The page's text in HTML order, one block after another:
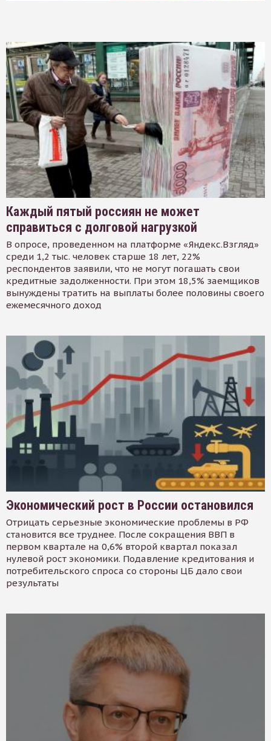
Каждый пятый россиян не может
справиться с долговой нагрузкой
В опросе, проведенном на платформе «Яндекс.Взгляд»
среди 1,2 тыс. человек старше 18 лет, 22%
респондентов заявили, что не могут погашать свои
кредитные задолженности. При этом 18,5% заемщиков
вынуждены тратить на выплаты более половины своего
ежемесячного доход
Экономический рост в России остановился
Отрицать серьезные экономические проблемы в РФ
становится все труднее. После сокращения ВВП в
первом квартале на 0,6% второй квартал показал
нулевой рост экономики. Подавление кредитования и
потребительского спроса со стороны ЦБ дало свои
результаты